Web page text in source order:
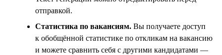
отправкой.
Статистика по вакансиям. Вы получаете доступ
к обобщённой статистике по откликам на вакансию
и можете сравнить себя с другими кандидатами —